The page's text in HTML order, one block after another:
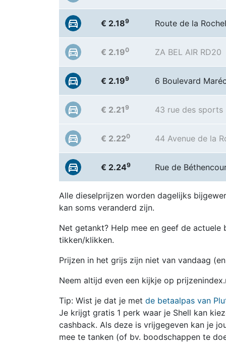
€ 2.189 Route de la
€ 2.190 ZA BEL AIR RD20
€ 2.199 6 Boulevard
€ 2.219 43 rue des sports
€ 2.220 44 Avenue de la
€ 2.249 Rue de
Alle dieselprijzen worden dagelijks
kan soms veranderd zijn.
Net getankt? Help mee en geef de
tikken/klikken.
Prijzen in het grijs zijn niet van vandaag
Neem altijd even een kijkje op
Tip: Wist je dat je met de betaalpas van
Je krijgt gratis 1 perk waar je Shell kan
cashback. Als deze is vrijgegeven kan je
mee te tanken (of bv. boodschappen te